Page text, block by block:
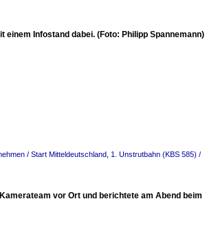
Infostand dabei. (Foto: Philipp Spannemann)
/ Start Mitteldeutschland 1. Unstrutbahn (KBS 585) /
vor Ort und berichtete am Abend beim